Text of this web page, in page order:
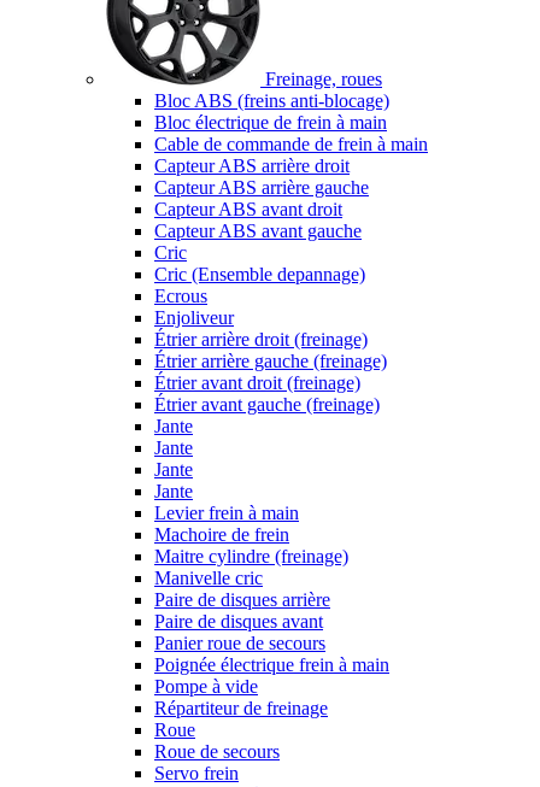
Freinage, roues
Bloc ABS (freins anti-blocage)
Bloc électrique de frein à main
Cable de commande de frein à main
Capteur ABS arrière droit
Capteur ABS arrière gauche
Capteur ABS avant droit
Capteur ABS avant gauche
Cric
Cric (Ensemble depannage)
Ecrous
Enjoliveur
Étrier arrière droit (freinage)
Étrier arrière gauche (freinage)
Étrier avant droit (freinage)
Étrier avant gauche (freinage)
Jante
Jante
Jante
Jante
Levier frein à main
Machoire de frein
Maitre cylindre (freinage)
Manivelle cric
Paire de disques arrière
Paire de disques avant
Panier roue de secours
Poignée électrique frein à main
Pompe à vide
Répartiteur de freinage
Roue
Roue de secours
Servo frein